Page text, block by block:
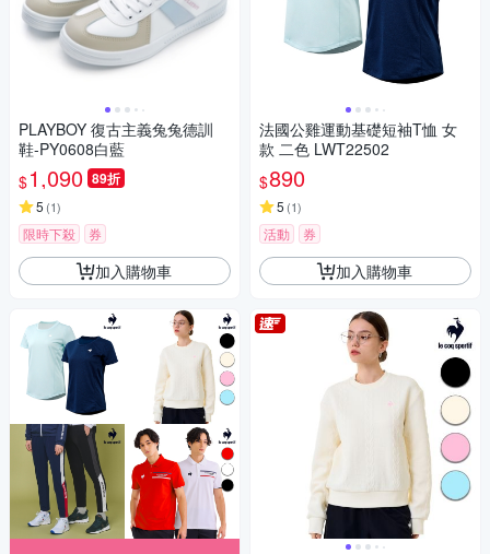
PLAYBOY 復古主義兔兔德訓
鞋-PY0608白藍
$1,090 89折
5 (1)
限時下殺 券
加入購物車
法國公雞運動基礎短袖T恤 女
款 二色 LWT22502
$890
5 (1)
活動 券
加入購物車